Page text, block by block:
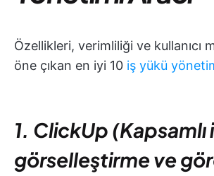
Özellikleri, verimliliği ve kullanıcı
öne çıkan en iyi 10 iş yükü
1. ClickUp (Kapsamlı
görselleştirme ve